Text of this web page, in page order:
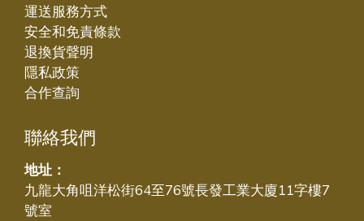
運送服務方式
安全和免責條款
退換貨聲明
隱私政策
合作查詢
聯絡我們
地址：
九龍大角咀洋松街64至76號長發工業大廈11字樓7
號室